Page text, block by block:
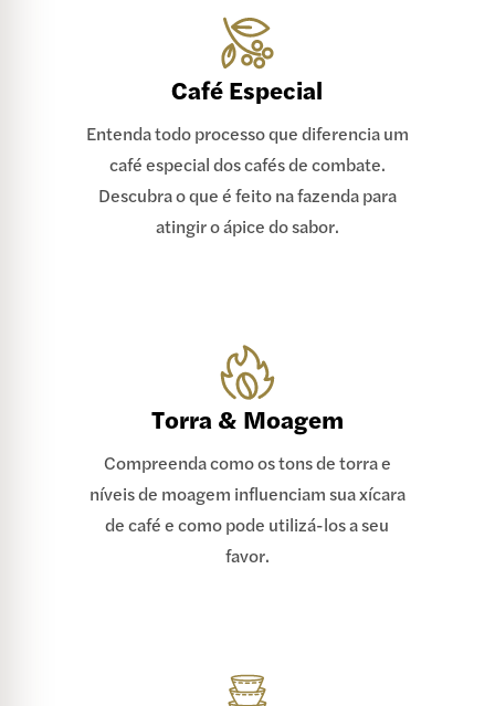
Café Especial
Entenda todo processo que diferencia um
café especial dos cafés de combate.
Descubra o que é feito na fazenda para
atingir o ápice do sabor.
Torra & Moagem
Compreenda como os tons de torra e
níveis de moagem influenciam sua xícara
de café e como pode utilizá-los a seu
favor.